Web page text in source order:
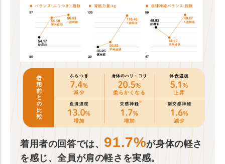
着用者の回答では、 91.7%が身体の軽さ
を感じ、全員が肩の軽さを実感。